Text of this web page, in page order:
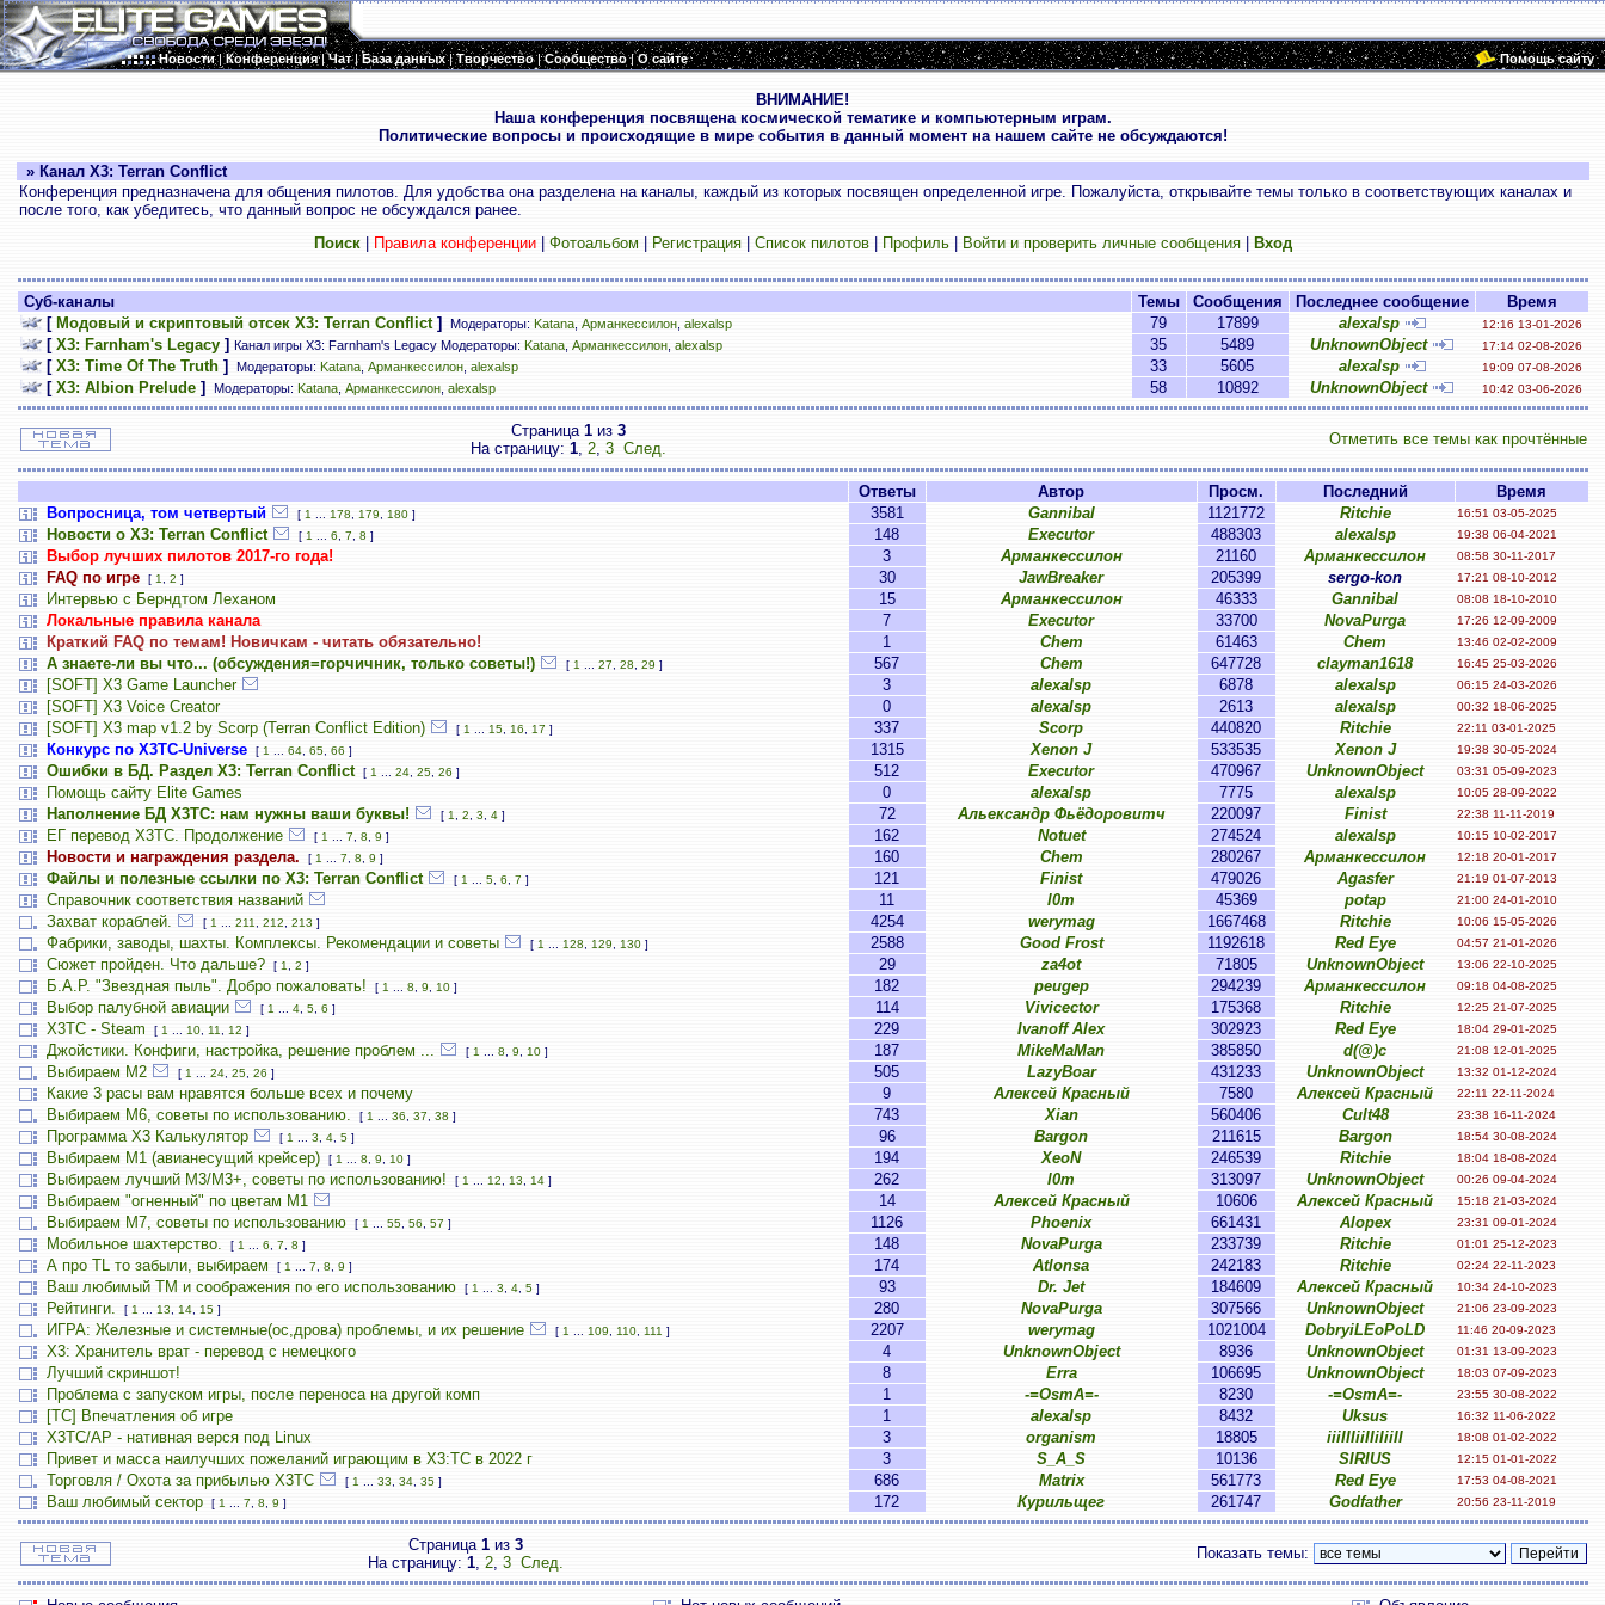
Новости|Конференция|Чат|База данных|Творчество|Сообщество|О сайте Помощь сайту
ВНИМАНИЕ!
Наша конференция посвящена космической тематике и компьютерным играм.
Политические вопросы и происходящие в мире события в данный момент на нашем сайте не обсуждаются!
» Канал X3: Terran Conflict
Конференция предназначена для общения пилотов. Для удобства она разделена на каналы, каждый из которых посвящен определенной игре. Пожалуйста, открывайте темы только в соответствующих каналах и
после того, как убедитесь, что данный вопрос не обсуждался ранее.
Поиск| Правила конференции| Фотоальбом Регистрация| Список пилотов| Профиль| Войти и проверить личные сообщения| Вход
Суб-каналы Темы Сообщения Последнее сообщение
Время
[ Модовый и скриптовый отсек X3: Terran Conflict] Модераторы: Katana, Арманкессилон, alexalsp 79 17899 alexalsp 12:16 13-01-2026
[ X3: Farnham's Legacy] Канал игры X3: Farnham's Legacy Модераторы: Katana, Арманкессилон, alexalsp 35 5489 UnknownObject 17:14 02-08-2026
[ X3: Time Of The Truth] Модераторы: Katana, Арманкессилон, alexalsp 33 5605 alexalsp 19:09 07-08-2026
[ X3: Albion Prelude] Модераторы: Katana, Арманкессилон, alexalsp 58 10892 UnknownObject 10:42 03-06-2026
Страница 1 из 3
На страницу: 1, 2, 3 След.
Отметить все темы как прочтённые
Ответы Автор Просм. Последний
Время
Вопросница, том четвертый
[ 1 178 179 180] 3581 Gannibal 1121772 Ritchie 16:51 03-05-2025
Новости о X3: Terran Conflict [ 1 6, 7 8 ] 148 Executor 488303 alexalsp 19:38 06-04-2021
Выбор лучших пилотов 2017-го года! 3 Арманкессилон 21160 Арманкессилон 08:58 30-11-2017
FAQ по игре [ 1 2 ] 30 JawBreaker 205399 sergo-kon 17:21 08-10-2012
Интервью с Берндтом Леханом 15 Арманкессилон 46333 Gannibal 08:08 18-10-2010
Локальные правила канала 7 Executor 33700 NovaPurga 17:26 12-09-2009
Краткий FAQ по темам! Новичкам - читать обязательно! 1 Chem 61463 Chem 13:46 02-02-2009
А знаете-ли вы что... (обсуждения=горчичник, только советы!) [ 1 27 28 29 ] 567 Chem 647728 clayman1618 16:45 25-03-2026
[SOFT] X3 Game Launcher 3 alexalsp 6878 alexalsp 06:15 24-03-2026
[SOFT] X3 Voice Creator 0 alexalsp 2613 alexalsp 00:32 18-06-2025
[SOFT] X3 map v1.2 by Scorp (Terran Conflict Edition) [ 1 15, 16, 17 ] 337 Scorp 440820 Ritchie 22:11 03-01-2025
Конкурс по X3TC-Universe [ 1 64, 65, 66] 1315 Xenon J 533535 Xenon J 19:38 30-05-2024
Ошибки в БД. Раздел X3: Terran Conflict [ 1 24, 25, 26] 512 Executor 470967 UnknownObject 03:31 05-09-2023
Помощь сайту Elite Games 0 alexalsp 7775 alexalsp 10:05 28-09-2022
Наполнение БД X3TC: нам нужны ваши буквы! [ 1 2 3 4] 72 Альександр Фьёдоровитч 220097 Finist 22:38 11-11-2019
ЕГ перевод Х3ТС. Продолжение [ 1 7 8 9 ] 162 Notuet 274524 alexalsp 10:15 10-02-2017
Новости и награждения раздела. [ 1 7 8 9 ] 160 Chem 280267 Арманкессилон 12:18 20-01-2017
Файлы и полезные ссылки по X3: Terran Conflict [ 1 5, 6, 7 ] 121 Finist 479026 Agasfer 21:19 01-07-2013
Справочник соответствия названий 11 l0m 45369 potap 21:00 24-01-2010
Захват кораблей. [ 1 211 212 213 ] 4254 werymag 1667468 Ritchie 10:06 15-05-2026
Фабрики, заводы, шахты. Комплексы. Рекомендации и советы [ 1 128 129 130] 2588 Good Frost 1192618 Red Eye 04:57 21-01-2026
Сюжет пройден. Что дальше? [ 1 2 ] 29 za4ot 71805 UnknownObject 13:06 22-10-2025
Б.А.Р. "Звездная пыль". Добро пожаловать! [ 1 8 9 10] 182 peugep 294239 Арманкессилон 09:18 04-08-2025
Выбор палубной авиации [ 1 4, 5, 6] 114 Vivicector 175368 Ritchie 12:25 21-07-2025
X3TC - Steam [ 1 10, 11 12 ] 229 Ivanoff Alex 302923 Red Eye 18:04 29-01-2025
Джойстики. Конфиги, настройка, решение проблем ... [ 1 8 9 10] 187 MikeMaMan 385850 d(@)c 21:08 12-01-2025
Выбираем М2 [ 1 24, 25, 26] 505 LazyBoar 431233 UnknownObject 13:32 01-12-2024
Какие 3 расы вам нравятся больше всех и почему 9 Алексей Красный 7580 Алексей Красный 22:11 22-11-2024
Выбираем М6, советы по использованию. [ 1 36, 37 38 ] 743 Xian 560406 Cult48 23:38 16-11-2024
Программа X3 Калькулятор [ 1 3 4, 5] 96 Bargon 211615 Bargon 18:54 30-08-2024
Выбираем М1 (авианесущий крейсер) [ 1 8 9 10] 194 XeoN 246539 Ritchie 18:04 18-08-2024
Выбираем лучший M3/M3+, советы по использованию! [ 1 12 13 14] 262 l0m 313097 UnknownObject 00:26 09-04-2024
Выбираем "огненный" по цветам М1 14 Алексей Красный 10606 Алексей Красный 15:18 21-03-2024
Выбираем М7, советы по использованию [ 1 55, 56, 57 ] 1126 Phoenix 661431 Alopex 23:31 09-01-2024
Мобильное шахтерство. [ 1 6, 7 8 ] 148 NovaPurga 233739 Ritchie 01:01 25-12-2023
А про TL то забыли, выбираем [ 1 7 8 9 ] 174 Atlonsa 242183 Ritchie 02:24 22-11-2023
Ваш любимый TM и соображения по его использованию [ 1 3 4, 5] 93 Dr. Jet 184609 Алексей Красный 10:34 24-10-2023
Рейтинги. [ 1 13 14, 15] 280 NovaPurga 307566 UnknownObject 21:06 23-09-2023
ИГРА: Железные и системные(ос,дрова) проблемы, и их решение [ 1 109 110, 111 ] 2207 werymag 1021004 DobryiLEoPoLD 11:46 20-09-2023
X3: Хранитель врат - перевод с немецкого 4 UnknownObject 8936 UnknownObject 01:31 13-09-2023
Лучший скриншот! 8 Erra 106695 UnknownObject 18:03 07-09-2023
Проблема с запуском игры, после переноса на другой комп 1 -=OsmA=- 8230 -=OsmA=- 23:55 30-08-2022
[TC] Впечатления об игре 1 alexalsp 8432 Uksus 16:32 11-06-2022
X3TC/AP - нативная верся под Linux 3 organism 18805 iiiIIIiiIIiIiiII 18:08 01-02-2022
Привет и масса наилучших пожеланий играющим в X3:TC в 2022 г 3 S_A_S 10136 SIRIUS 12:15 01-01-2022
Торговля / Охота за прибылью X3TC [ 1 33 34, 35] 686 Matrix 561773 Red Eye 17:53 04-08-2021
Ваш любимый сектор [ 1 7 8 9 ] 172 Курильщег 261747 Godfather 20:56 23-11-2019
Страница 1 из 3
На страницу: 1, 2, 3 След.
Показать темы: